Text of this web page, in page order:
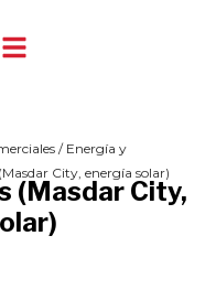
/ Energía y
City, energía solar)
(Masdar City,